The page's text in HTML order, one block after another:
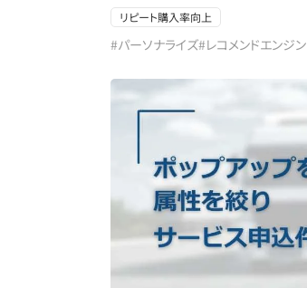
リピート購入率向上
#パーソナライズ#レコメンドエンジン